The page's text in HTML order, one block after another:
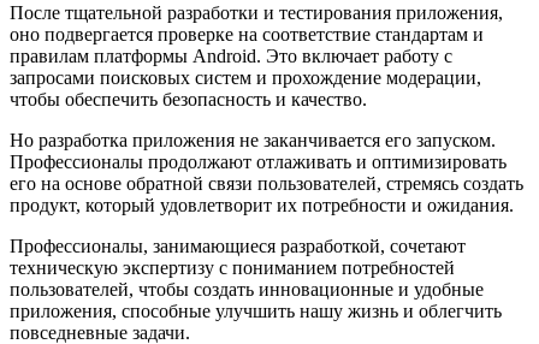
После тщательной разработки и тестирования приложения,
оно подвергается проверке на соответствие стандартам и
правилам платформы Android. Это включает работу с
запросами поисковых систем и прохождение модерации,
чтобы обеспечить безопасность и качество.
Но разработка приложения не заканчивается его запуском.
Профессионалы продолжают отлаживать и оптимизировать
его на основе обратной связи пользователей, стремясь создать
продукт, который удовлетворит их потребности и ожидания.
Профессионалы, занимающиеся разработкой, сочетают
техническую экспертизу с пониманием потребностей
пользователей, чтобы создать инновационные и удобные
приложения, способные улучшить нашу жизнь и облегчить
повседневные задачи.